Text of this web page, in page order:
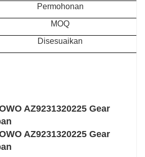
Permohonan
MOQ
Disesuaikan